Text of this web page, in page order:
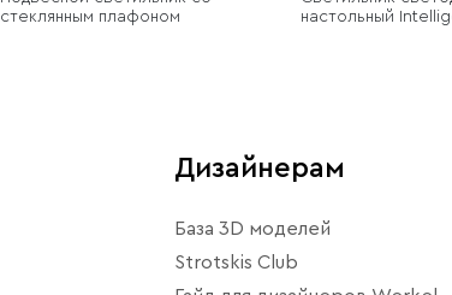
стеклянным плафоном
настольный
Дизайнерам
База 3D моделей
Strotskis Club